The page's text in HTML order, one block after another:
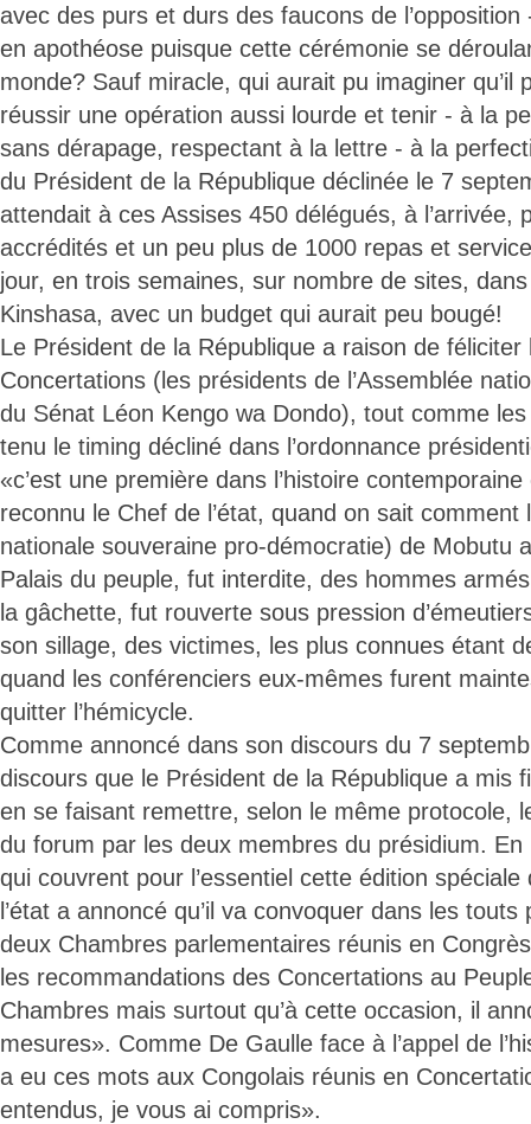
avec des purs et durs des faucons de
en apothéose puisque cette cérémonie se
monde? Sauf miracle, qui aurait pu imaginer qu’il
réussir une opération aussi lourde et tenir - à la
sans dérapage, respectant à la lettre - à la
du Président de la République déclinée le 7
attendait à ces Assises 450 délégués, à l’arrivée,
accrédités et un peu plus de 1000 repas et
jour, en trois semaines, sur nombre de sites,
Kinshasa, avec un budget qui aurait peu bougé!
Le Président de la République a raison de féliciter
Concertations (les présidents de l’Assemblée
du Sénat Léon Kengo wa Dondo), tout comme
tenu le timing décliné dans l’ordonnance
«c’est une première dans l’histoire
reconnu le Chef de l’état, quand on sait comment
nationale souveraine pro-démocratie) de Mobutu
Palais du peuple, fut interdite, des hommes
la gâchette, fut rouverte sous pression
son sillage, des victimes, les plus connues étant
quand les conférenciers eux-mêmes furent
quitter l’hémicycle.
Comme annoncé dans son discours du 7
discours que le Président de la République a mis
en se faisant remettre, selon le même protocole,
du forum par les deux membres du présidium.
qui couvrent pour l’essentiel cette édition
l’état a annoncé qu’il va convoquer dans les
deux Chambres parlementaires réunis en
les recommandations des Concertations au
Chambres mais surtout qu’à cette occasion, il
mesures». Comme De Gaulle face à l’appel de
a eu ces mots aux Congolais réunis en
entendus, je vous ai compris».